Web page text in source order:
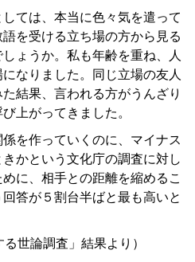
ては、本当に色々気を遣って
を受ける立ち場の方から見る
ょうか。私も年齢を重ね、人
なりました。同じ立場の友人
結果、言われる方がうんざり
上がってきました。
を作っていくのに、マイナス
かという文化庁の調査に対し
に、相手との距離を縮めるこ
答が５割台半ばと最も高いと
世論調査」結果より）